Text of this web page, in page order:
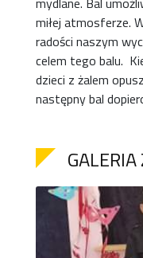
miłej atmosferze.
radości naszym
celem tego balu.
dzieci z żalem
następny bal
GALERIA